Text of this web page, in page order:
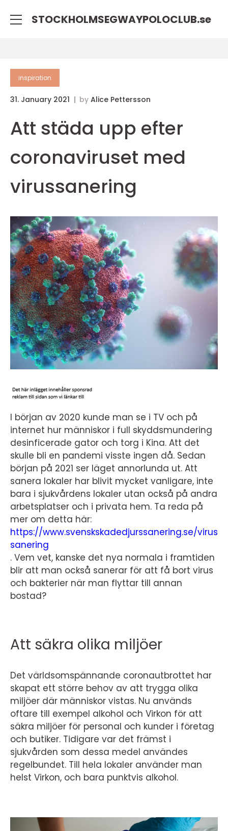
STOCKHOLMSEGWAYPOLOCLUB.se
inspiration
31. January 2021 by Alice Pettersson
Att städa upp efter
coronaviruset med
virussanering
I början av 2020 kunde man se i TV och på
internet hur människor i full skyddsmundering
desinficerade gator och torg i Kina. Att det
skulle bli en pandemi visste ingen då. Sedan
början på 2021 ser läget annorlunda ut. Att
sanera lokaler har blivit mycket vanligare, inte
bara i sjukvårdens lokaler utan också på andra
arbetsplatser och i privata hem. Ta reda på
mer om detta här:
https://www.svenskskadedjurssanering.se/virus
sanering
. Vem vet, kanske det nya normala i framtiden
blir att man också sanerar för att få bort virus
och bakterier när man flyttar till annan
bostad?
Att säkra olika miljöer
Det världsomspännande coronautbrottet har
skapat ett större behov av att trygga olika
miljöer där människor vistas. Nu används
oftare till exempel alkohol och Virkon för att
säkra miljöer för personal och kunder i företag
och butiker. Tidigare var det främst i
sjukvården som dessa medel användes
regelbundet. Till hela lokaler använder man
helst Virkon, och bara punktvis alkohol.